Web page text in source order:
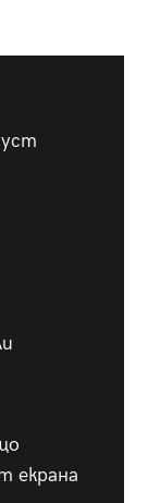
екрана